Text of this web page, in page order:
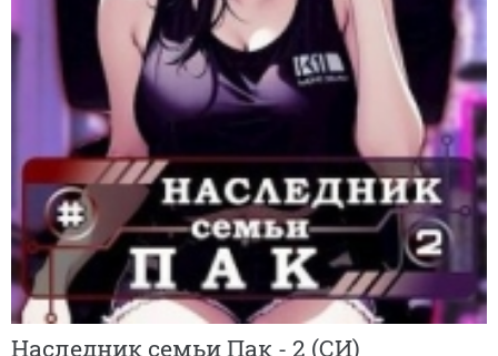
Наследник семьи Пак - 2 (СИ)